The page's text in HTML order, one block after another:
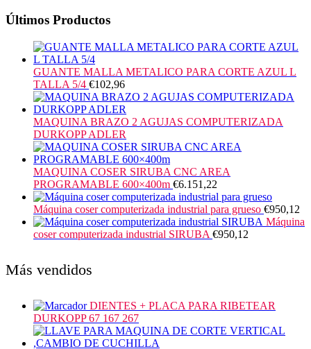
Últimos Productos
GUANTE MALLA METALICO PARA CORTE AZUL L
TALLA 5/4 €102,96
MAQUINA BRAZO 2 AGUJAS COMPUTERIZADA
DURKOPP ADLER
MAQUINA COSER SIRUBA CNC AREA
PROGRAMABLE 600×400m €6.151,22
Máquina coser computerizada industrial para grueso €950,12
Máquina
coser computerizada industrial SIRUBA €950,12
Más vendidos
DIENTES + PLACA PARA RIBETEAR
DURKOPP 67 167 267